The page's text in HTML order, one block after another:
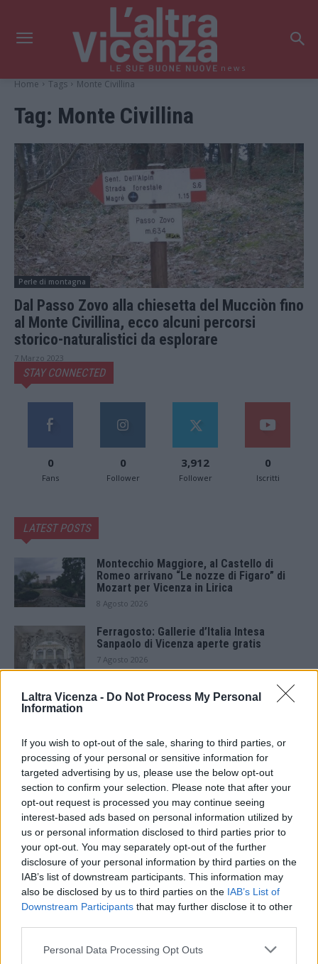
Laltra Vicenza - Do Not Process My Personal
Information
If you wish to opt-out of the sale, sharing to third parties, or
processing of your personal or sensitive information for
targeted advertising by us, please use the below opt-out
section to confirm your selection. Please note that after your
opt-out request is processed you may continue seeing
interest-based ads based on personal information utilized by
us or personal information disclosed to third parties prior to
your opt-out. You may separately opt-out of the further
disclosure of your personal information by third parties on the
IAB’s list of downstream participants. This information may
also be disclosed by us to third parties on the IAB’s List of
Downstream Participants that may further disclose it to other
Personal Data Processing Opt Outs
news
Home Tags Monte Civillina
Tag: Monte Civillina
Perle di montagna
Dal Passo Zovo alla chiesetta del Mucciòn fino
al Monte Civillina, ecco alcuni percorsi
storico-naturalistici da esplorare
7 Marzo 2023
STAY CONNECTED
0
Fans
0
Follower
3,912
Follower
0
Iscritti
LATEST POSTS
Montecchio Maggiore, al Castello di
Romeo arrivano “Le nozze di Figaro” di
Mozart per Vicenza in Lirica
8 Agosto 2026
Ferragosto: Gallerie d’Italia Intesa
Sanpaolo di Vicenza aperte gratis
7 Agosto 2026
Paolo Gnutti premiato come eccellenza
6 Agosto 2026
Berici in Festival 2026: a Lonigo “Little
Italy, sulla strada del sogno”
5 Agosto 2026
“Teatro in casa”: il 5 agosto il primo
spettacolo a Marano Vicentino con Maria
Celeste Carobene
4 Agosto 2026
Salotti Urbani 2026 al Bixio di Vicenza:
agosto inizia con libri, poesie e musica
3 Agosto 2026